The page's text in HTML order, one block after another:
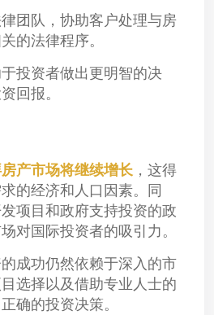
团队，协助客户处理与房
的法律程序。
投资者做出更明智的决
回报。
产市场将继续增长 ，这得
的经济和人口因素。同
项目和政府支持投资的政
对国际投资者的吸引力。
成功仍然依赖于深入的市
选择以及借助专业人士的
确的投资决策。